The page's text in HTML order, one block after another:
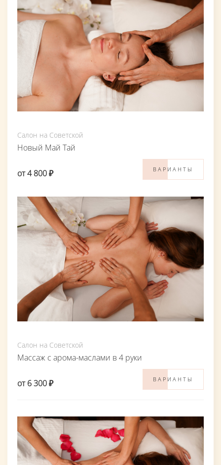
Салон на Советской
Новый Май Тай
от 4 800 ₽ ВАРИАНТЫ
Салон на Советской
Массаж с арома-маслами в 4 руки
от 6 300 ₽ ВАРИАНТЫ